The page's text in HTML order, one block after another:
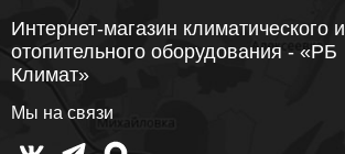
Интернет-магазин климатического и
отопительного оборудования - «РБ
Климат»
Мы на связи